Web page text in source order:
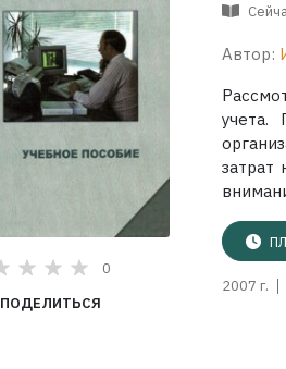
0
ПОДЕЛИТЬСЯ
Автор:
учета.
затрат
2007 г.